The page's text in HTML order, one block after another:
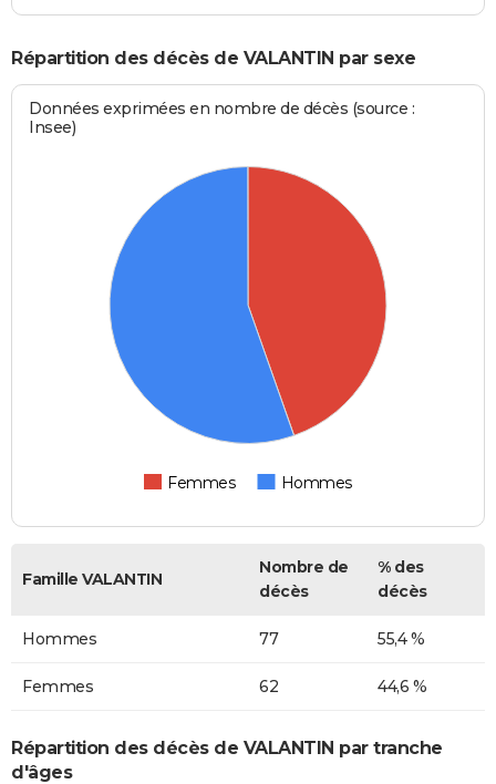
Répartition des décès de VALANTIN par sexe
Données exprimées en nombre de décès (source :
Insee)
Femmes Hommes
Famille VALANTIN
Nombre de
décès
% des
décès
Hommes 77 55,4 %
Femmes 62 44,6 %
Répartition des décès de VALANTIN par tranche
d'âges